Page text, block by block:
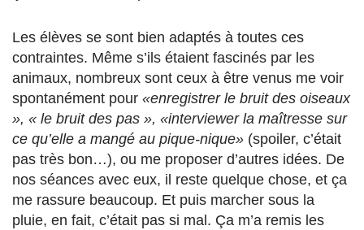
Les élèves se sont bien adaptés à toutes ces
contraintes. Même s’ils étaient fascinés par les
animaux, nombreux sont ceux à être venus me voir
spontanément pour «enregistrer le bruit des oiseaux
», « le bruit des pas », «interviewer la maîtresse sur
ce qu’elle a mangé au pique-nique» (spoiler, c’était
pas très bon…), ou me proposer d’autres idées. De
nos séances avec eux, il reste quelque chose, et ça
me rassure beaucoup. Et puis marcher sous la
pluie, en fait, c’était pas si mal. Ça m’a remis les